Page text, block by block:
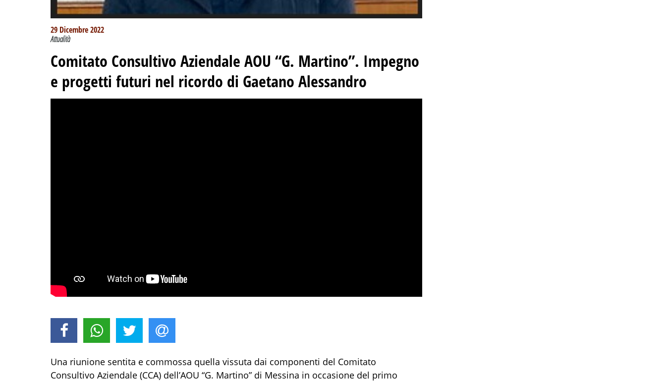
29 Dicembre 2022
Attualità
Comitato Consultivo Aziendale AOU “G. Martino”. Impegno
e progetti futuri nel ricordo di Gaetano Alessandro
Una riunione sentita e commossa quella vissuta dai componenti del Comitato
Consultivo Aziendale (CCA) dell’AOU “G. Martino” di Messina in occasione del primo